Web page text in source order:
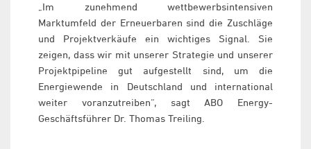
„Im zunehmend wettbewerbsintensiven
Marktumfeld der Erneuerbaren sind die Zuschläge
und Projektverkäufe ein wichtiges Signal. Sie
zeigen, dass wir mit unserer Strategie und unserer
Projektpipeline gut aufgestellt sind, um die
Energiewende in Deutschland und international
weiter voranzutreiben“, sagt ABO Energy-
Geschäftsführer Dr. Thomas Treiling.